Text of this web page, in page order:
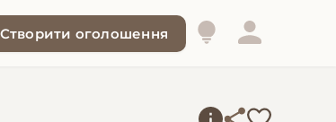
Створити оголошення